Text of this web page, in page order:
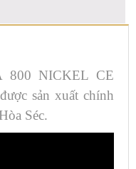
800 NICKEL CE
sản xuất chính
Séc.